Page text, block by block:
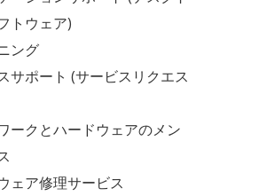
トウェア)
ング
サポート (サービスリクエス
ークとハードウェアのメン
ェア修理サービス